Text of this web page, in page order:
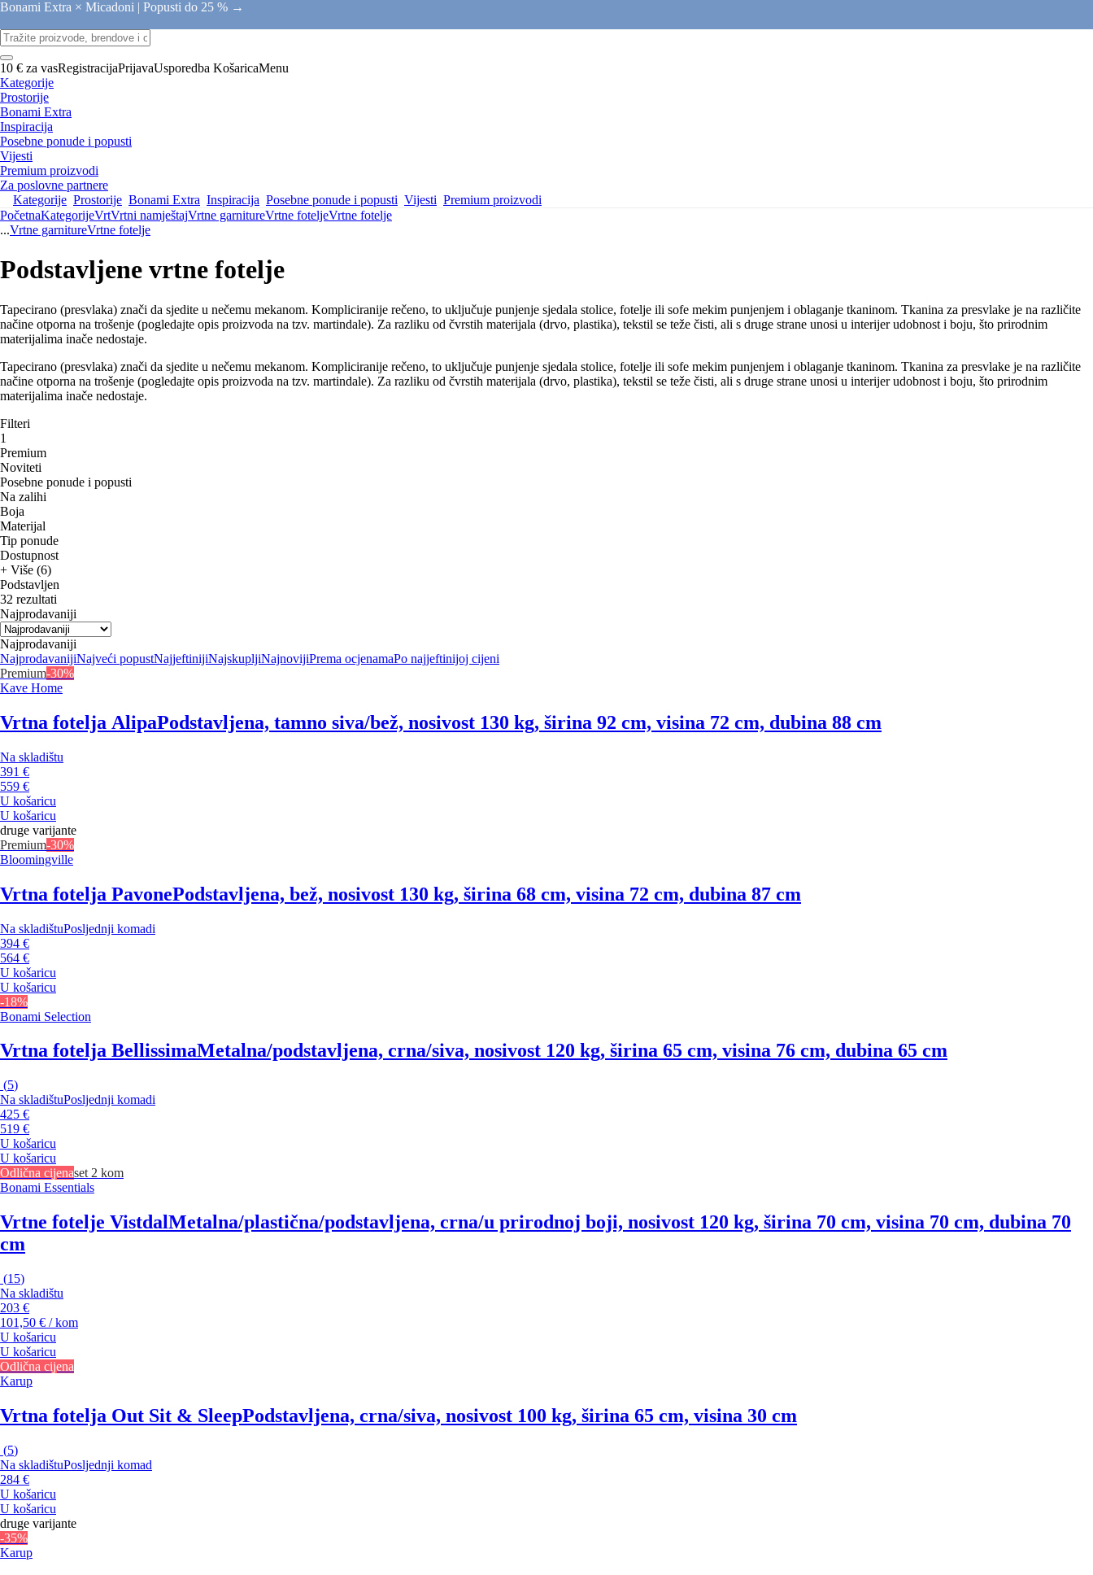
Bonami Extra × Micadoni | Popusti do 25 % →
10 € za vasRegistracijaPrijavaUsporedba KošaricaMenu
Kategorije
Prostorije
Bonami Extra
Inspiracija
Posebne ponude i popusti
Vijesti
Premium proizvodi
Za poslovne partnere
Kategorije Prostorije Bonami Extra Inspiracija Posebne ponude i popusti Vijesti Premium proizvodi
PočetnaKategorijeVrtVrtni namještajVrtne garnitureVrtne foteljeVrtne fotelje
...Vrtne garnitureVrtne fotelje
Podstavljene vrtne fotelje
Tapecirano (presvlaka) znači da sjedite u nečemu mekanom. Kompliciranije rečeno, to uključuje punjenje sjedala stolice, fotelje ili sofe mekim punjenjem i oblaganje tkaninom. Tkanina za presvlake je na različite
načine otporna na trošenje (pogledajte opis proizvoda na tzv. martindale). Za razliku od čvrstih materijala (drvo, plastika), tekstil se teže čisti, ali s druge strane unosi u interijer udobnost i boju, što prirodnim
materijalima inače nedostaje.
Tapecirano (presvlaka) znači da sjedite u nečemu mekanom. Kompliciranije rečeno, to uključuje punjenje sjedala stolice, fotelje ili sofe mekim punjenjem i oblaganje tkaninom. Tkanina za presvlake je na različite
načine otporna na trošenje (pogledajte opis proizvoda na tzv. martindale). Za razliku od čvrstih materijala (drvo, plastika), tekstil se teže čisti, ali s druge strane unosi u interijer udobnost i boju, što prirodnim
materijalima inače nedostaje.
Filteri
1
Premium
Noviteti
Posebne ponude i popusti
Na zalihi
Boja
Materijal
Tip ponude
Dostupnost
+ Više (6)
Podstavljen
32 rezultati
Najprodavaniji
Najprodavaniji
NajprodavanijiNajveći popustNajjeftinijiNajskupljiNajnovijiPrema ocjenamaPo najjeftinijoj cijeni
Premium-30%
Kave Home
Vrtna fotelja AlipaPodstavljena, tamno siva/bež, nosivost 130 kg, širina 92 cm, visina 72 cm, dubina 88 cm
Na skladištu
391 €
559 €
U košaricu
U košaricu
druge varijante
Premium-30%
Bloomingville
Vrtna fotelja PavonePodstavljena, bež, nosivost 130 kg, širina 68 cm, visina 72 cm, dubina 87 cm
Na skladištuPosljednji komadi
394 €
564 €
U košaricu
U košaricu
-18%
Bonami Selection
Vrtna fotelja BellissimaMetalna/podstavljena, crna/siva, nosivost 120 kg, širina 65 cm, visina 76 cm, dubina 65 cm
(5)
Na skladištuPosljednji komadi
425 €
519 €
U košaricu
U košaricu
Odlična cijenaset 2 kom
Bonami Essentials
Vrtne fotelje VistdalMetalna/plastična/podstavljena, crna/u prirodnoj boji, nosivost 120 kg, širina 70 cm, visina 70 cm, dubina 70
cm
(15)
Na skladištu
203 €
101,50 € / kom
U košaricu
U košaricu
Odlična cijena
Karup
Vrtna fotelja Out Sit & SleepPodstavljena, crna/siva, nosivost 100 kg, širina 65 cm, visina 30 cm
(5)
Na skladištuPosljednji komad
284 €
U košaricu
U košaricu
druge varijante
-35%
Karup